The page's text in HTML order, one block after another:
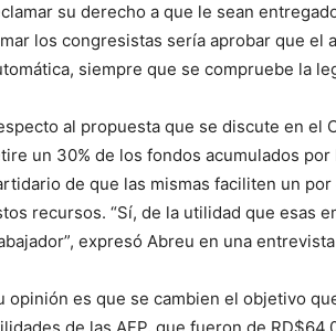
su derecho a que le sean
los congresistas sería aprobar que el
siempre que se compruebe la
al propuesta que se discute en el
un 30% de los fondos acumulados
de que las mismas faciliten un
recursos. “Sí, de la utilidad que esas
expresó Abreu en una
opinión es que se cambien el objetivo